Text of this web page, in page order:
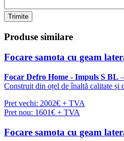
Trimite
Produse similare
Focare samota cu geam
Focar Defro Home - Impuls S BL
Construit din oțel de înaltă calitate și
Pret vechi: 2002€ + TVA
Pret nou: 1601€ + TVA
Focare samota cu geam